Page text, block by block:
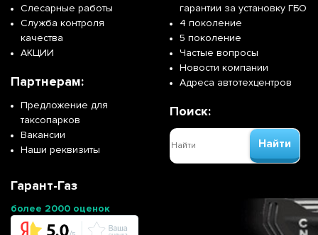
Слесарные работы
Служба контроля
качества
АКЦИИ
Партнерам:
Предложение для
таксопарков
Вакансии
Наши реквизиты
гарантии за установку ГБО
4 поколение
5 поколение
Частые вопросы
Новости компании
Адреса автотехцентров
Поиск:
Найти
Гарант-Газ
более 2000 оценок